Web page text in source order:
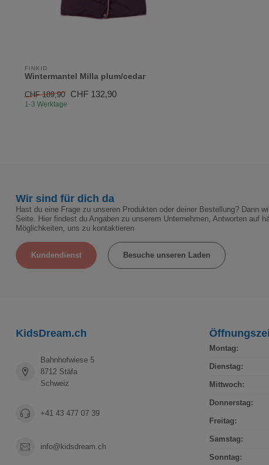
FINKID
Wintermantel Milla plum/cedar
CHF 189,90 CHF 132,90
1-3 Werktage
Wir sind für dich da
Hast du eine Frage zu unseren Produkten oder deiner Bestellung? Dann
Seite. Hier findest du Angaben zu unserem Unternehmen, Antworten auf
Möglichkeiten, uns zu kontaktieren
Kundendienst Besuche unseren Laden
KidsDream.ch
Bahnhofwiese 5
8712 Stäfa
Schweiz
+41 43 477 07 39
info@kidsdream.ch
Montag:
Dienstag:
Mittwoch:
Donnerstag:
Freitag:
Samstag:
Sonntag: